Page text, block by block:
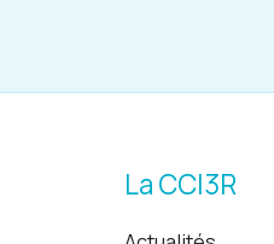
La CCI3R